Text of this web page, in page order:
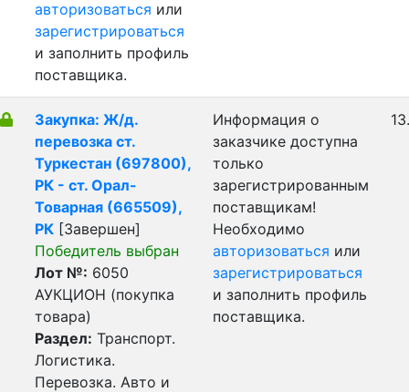
авторизоваться или
зарегистрироваться
и заполнить профиль
поставщика.
Закупка: Ж/д.
перевозка ст.
Туркестан (697800),
РК - ст. Орал-
Товарная (665509),
РК [Завершен]
Победитель выбран
Лот №: 6050
АУКЦИОН (покупка
товара)
Раздел: Транспорт.
Логистика.
Перевозка. Авто и
Информация о
заказчике доступна
только
зарегистрированным
поставщикам!
Необходимо
авторизоваться или
зарегистрироваться
и заполнить профиль
поставщика.